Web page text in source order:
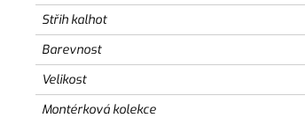
Střih kalhot
Barevnost
Velikost
Montérková kolekce